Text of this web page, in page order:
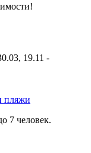
19.11 -
пляжи
7 человек.